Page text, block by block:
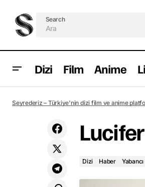
Search
Dizi Film Anime
Yeşilçam 2. sezon çekimleri başladı
Seyrederiz – Türkiye'nin dizi film ve anime
Dizi Haber Yabancı